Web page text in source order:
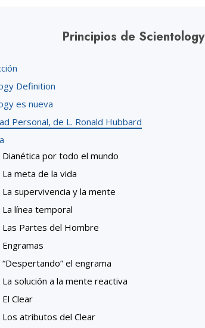
Principios de Scientology
Definition
es nueva
Personal, de L. Ronald Hubbard
Dianética por todo el mundo
La meta de la vida
La supervivencia y la mente
La línea temporal
Las Partes del Hombre
Engramas
“Despertando” el engrama
La solución a la mente reactiva
El Clear
Los atributos del Clear